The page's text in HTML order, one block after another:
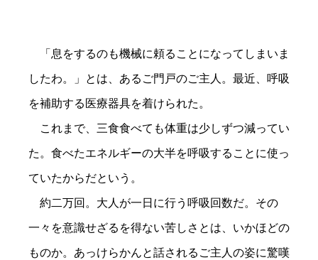
「息をするのも機械に頼ることになってしまいま
したわ。」とは、あるご門戸のご主人。最近、呼吸
を補助する医療器具を着けられた。
これまで、三食食べても体重は少しずつ減ってい
た。食べたエネルギーの大半を呼吸することに使っ
ていたからだという。
約二万回。大人が一日に行う呼吸回数だ。その
一々を意識せざるを得ない苦しさとは、いかほどの
ものか。あっけらかんと話されるご主人の姿に驚嘆